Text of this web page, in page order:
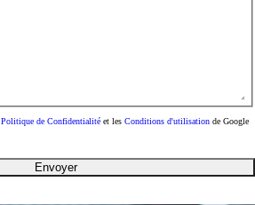
Politique de Confidentialité et les Conditions d'utilisation de Google
Envoyer